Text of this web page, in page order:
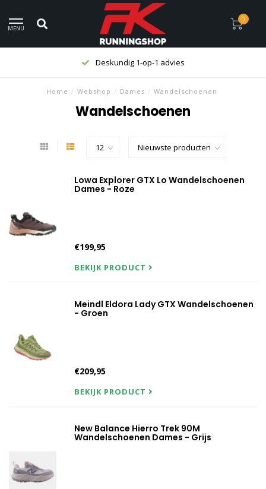
MENU
0
Deskundig 1-op-1 advies
Home / Webshop / Dames / Wandelschoenen
Wandelschoenen
Lowa Explorer GTX Lo Wandelschoenen
Dames - Roze
€199,95
BEKIJK PRODUCT
Meindl Eldora Lady GTX Wandelschoenen
- Groen
€209,95
BEKIJK PRODUCT
New Balance Hierro Trek 90M
Wandelschoenen Dames - Grijs